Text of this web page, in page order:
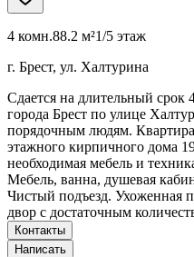
4 комн.88.2 м²1/5 этаж
г. Брест, ул. Халтурина
Сдается на длительный срок
города Брест по улице
порядочным людям.
этажного кирпичного дома
необходимая мебель и
Мебель, ванна, душевая
Чистый подъезд. Ухоженная
двор с достаточным
Контакты
Написать